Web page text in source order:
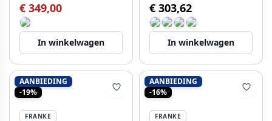
€ 349,00
In winkelwagen
€ 303,62
In winkelwagen
AANBIEDING
-19%
FRANKE
AANBIEDING
-16%
FRANKE